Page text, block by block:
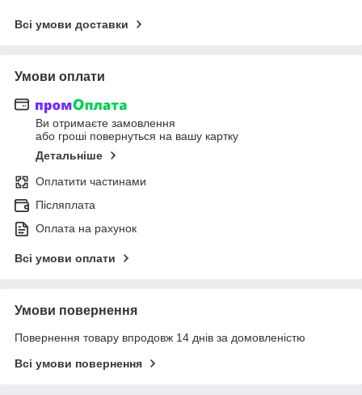
Всі умови доставки
Умови оплати
Ви отримаєте замовлення
або гроші повернуться на вашу картку
Детальніше
Оплатити частинами
Післяплата
Оплата на рахунок
Всі умови оплати
Умови повернення
Повернення товару впродовж 14 днів за домовленістю
Всі умови повернення